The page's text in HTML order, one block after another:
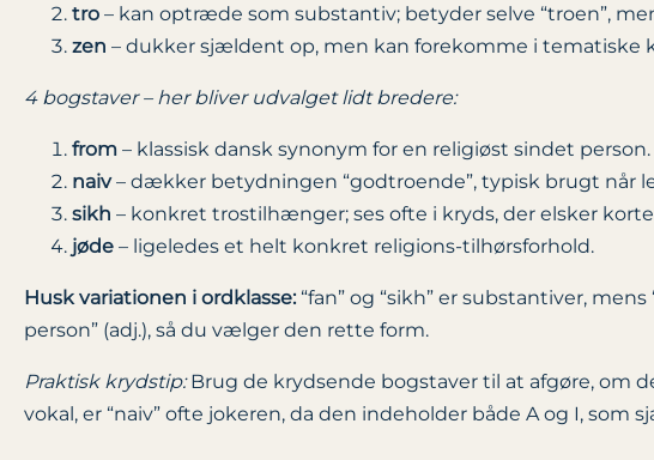
tro – kan optræde som substantiv; betyder selve “troen”,
zen – dukker sjældent op, men kan forekomme i tematiske
4 bogstaver – her bliver udvalget lidt bredere:
from – klassisk dansk synonym for en religiøst sindet person.
naiv– dækker betydningen “godtroende”, typisk brugt når
sikh – konkret trostilhænger; ses ofte i kryds, der elsker
jøde – ligeledes et helt konkret religions‐tilhørsforhold.
Husk variationen i ordklasse:“fan” og “sikh” er substantiver,
person” (adj.), så du vælger den rette form.
Praktisk krydstip:Brug de krydsende bogstaver til at afgøre, om
vokal, er “naiv” ofte jokeren, da den indeholder både A og I, som